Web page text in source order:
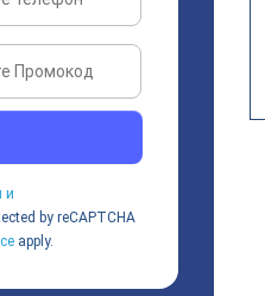
и
by reCAPTCHA
apply.